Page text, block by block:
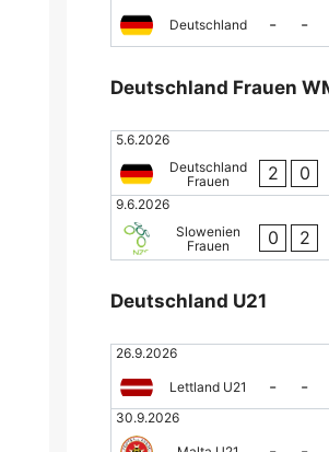
Deutschland - -
Deutschland Frauen
5.6.2026
Deutschland
Frauen
2 0
9.6.2026
Slowenien
Frauen
0 2
Deutschland U21
26.9.2026
Lettland U21 - -
30.9.2026